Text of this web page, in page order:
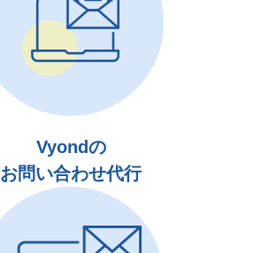
Vyondの
お問い合わせ代行